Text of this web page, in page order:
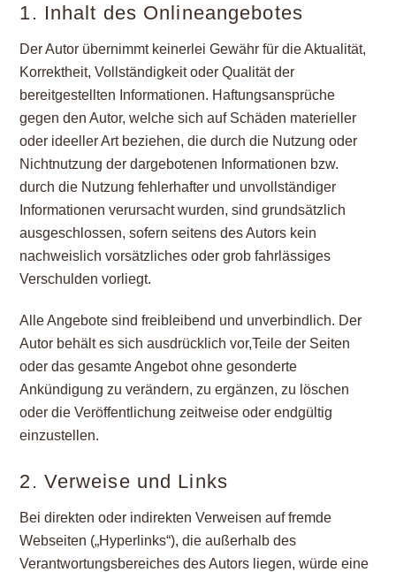
1. Inhalt des Onlineangebotes
Der Autor übernimmt keinerlei Gewähr für die Aktualität,
Korrektheit, Vollständigkeit oder Qualität der
bereitgestellten Informationen. Haftungsansprüche
gegen den Autor, welche sich auf Schäden materieller
oder ideeller Art beziehen, die durch die Nutzung oder
Nichtnutzung der dargebotenen Informationen bzw.
durch die Nutzung fehlerhafter und unvollständiger
Informationen verursacht wurden, sind grundsätzlich
ausgeschlossen, sofern seitens des Autors kein
nachweislich vorsätzliches oder grob fahrlässiges
Verschulden vorliegt.
Alle Angebote sind freibleibend und unverbindlich. Der
Autor behält es sich ausdrücklich vor,Teile der Seiten
oder das gesamte Angebot ohne gesonderte
Ankündigung zu verändern, zu ergänzen, zu löschen
oder die Veröffentlichung zeitweise oder endgültig
einzustellen.
2. Verweise und Links
Bei direkten oder indirekten Verweisen auf fremde
Webseiten („Hyperlinks“), die außerhalb des
Verantwortungsbereiches des Autors liegen, würde eine